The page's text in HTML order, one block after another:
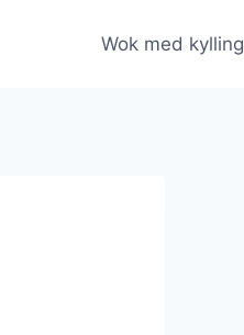
Wok med kylling